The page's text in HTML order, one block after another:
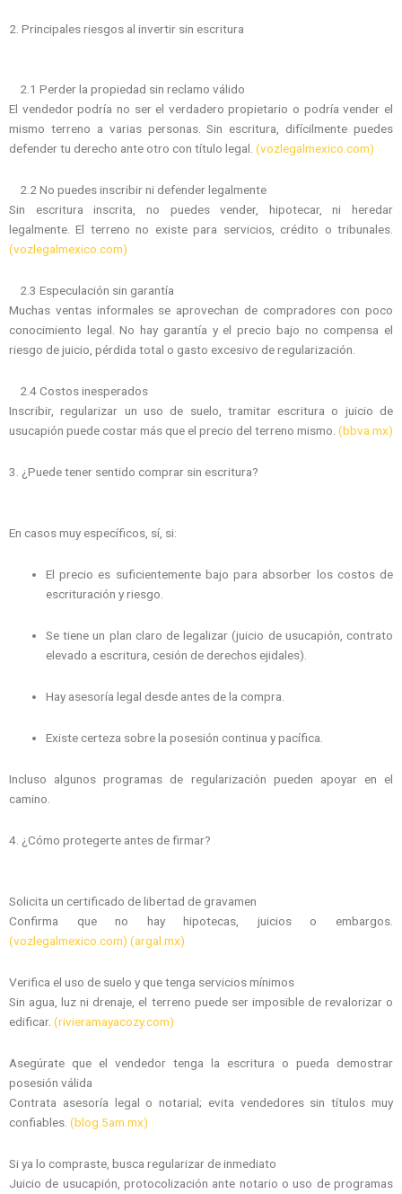
2. Principales riesgos al invertir sin escritura
2.1 Perder la propiedad sin reclamo válido
El vendedor podría no ser el verdadero propietario o podría vender el
mismo terreno a varias personas. Sin escritura, difícilmente puedes
defender tu derecho ante otro con título legal. (vozlegalmexico.com)
2.2 No puedes inscribir ni defender legalmente
Sin escritura inscrita, no puedes vender, hipotecar, ni heredar
legalmente. El terreno no existe para servicios, crédito o tribunales.
(vozlegalmexico.com)
2.3 Especulación sin garantía
Muchas ventas informales se aprovechan de compradores con poco
conocimiento legal. No hay garantía y el precio bajo no compensa el
riesgo de juicio, pérdida total o gasto excesivo de regularización.
2.4 Costos inesperados
Inscribir, regularizar un uso de suelo, tramitar escritura o juicio de
usucapión puede costar más que el precio del terreno mismo. (bbva.mx)
3. ¿Puede tener sentido comprar sin escritura?
En casos muy específicos, sí, si:
El precio es suficientemente bajo para absorber los costos de
escrituración y riesgo.
Se tiene un plan claro de legalizar (juicio de usucapión, contrato
elevado a escritura, cesión de derechos ejidales).
Hay asesoría legal desde antes de la compra.
Existe certeza sobre la posesión continua y pacífica.
Incluso algunos programas de regularización pueden apoyar en el
camino.
4. ¿Cómo protegerte antes de firmar?
Solicita un certificado de libertad de gravamen
Confirma que no hay hipotecas, juicios o embargos.
(vozlegalmexico.com) (argal.mx)
Verifica el uso de suelo y que tenga servicios mínimos
Sin agua, luz ni drenaje, el terreno puede ser imposible de revalorizar o
edificar. (rivieramayacozy.com)
Asegúrate que el vendedor tenga la escritura o pueda demostrar
posesión válida
Contrata asesoría legal o notarial; evita vendedores sin títulos muy
confiables. (blog.5am.mx)
Si ya lo compraste, busca regularizar de inmediato
Juicio de usucapión, protocolización ante notario o uso de programas